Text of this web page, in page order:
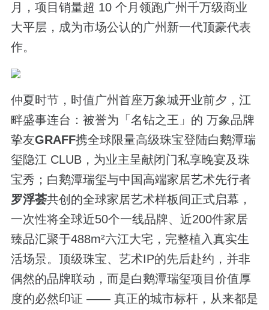
月，项目销量超 10 个月领跑广州千万级商业
大平层，成为市场公认的广州新一代顶豪代表
作。
仲夏时节，时值广州首座万象城开业前夕，江
畔盛事连台：被誉为「名钻之王」的 万象品牌
挚友GRAFF携全球限量高级珠宝登陆白鹅潭瑞
玺隐江 CLUB，为业主呈献闭门私享晚宴及珠
宝秀；白鹅潭瑞玺与中国高端家居艺术先行者
罗浮荟共创的全球家居艺术样板间正式启幕，
一次性将全球近50个一线品牌、近200件家居
臻品汇聚于488m²六江大宅，完整植入真实生
活场景。顶级珠宝、艺术IP的先后赴约，并非
偶然的品牌联动，而是白鹅潭瑞玺项目价值厚
度的必然印证 —— 真正的城市标杆，从来都是